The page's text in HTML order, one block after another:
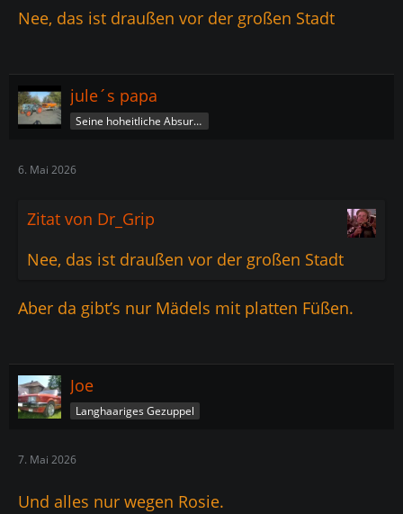
Nee, das ist draußen vor der großen Stadt
jule´s papa
Seine hoheitliche Absurdität
6. Mai 2026
Zitat von Dr_Grip
Nee, das ist draußen vor der großen Stadt
Aber da gibt’s nur Mädels mit platten Füßen.
Joe
Langhaariges Gezuppel
7. Mai 2026
Und alles nur wegen Rosie.